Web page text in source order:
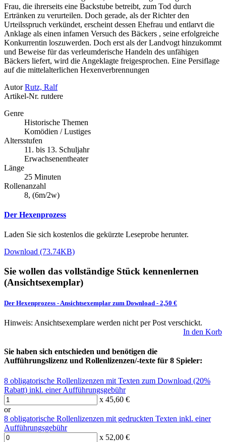
Frau, die ihrerseits eine Backstube betreibt, zum Tod durch
Ertränken zu verurteilen. Doch gerade, als der Richter den
Urteilsspruch verkündet, erscheint dessen Ehefrau und entlarvt die
Anklage als einen infamen Versuch des Bäckers , seine erfolgreiche
Konkurrentin loszuwerden. Doch erst als der Landvogt hinzukommt
und Beweise für das verleumderische Handeln des unfähigen
Bäckers liefert, wird die Angeklagte freigesprochen. Eine Persiflage
auf die mittelalterlichen Hexenverbrennungen
Autor Rutz, Ralf
Artikel-Nr. rutdere
Genre
Historische Themen
Komödien / Lustiges
Altersstufen
11. bis 13. Schuljahr
Erwachsenentheater
Länge
25 Minuten
Rollenanzahl
8, (6m/2w)
Der Hexenprozess
Laden Sie sich kostenlos die gekürzte Leseprobe herunter.
Download (73.74KB)
Sie wollen das vollständige Stück kennenlernen
(Ansichtsexemplar)
Der Hexenprozess - Ansichtsexemplar zum Download - 2,50 €
Hinweis: Ansichtsexemplare werden nicht per Post verschickt.
In den Korb
Sie haben sich entschieden und benötigen die
Aufführungslizenz und Rollenlizenzen/-texte für 8 Spieler:
8 obligatorische Rollenlizenzen mit Texten zum Download (20%
Rabatt) inkl. einer Aufführungsgebühr
x 45,60 €
or
8 obligatorische Rollenlizenzen mit gedruckten Texten inkl. einer
Aufführungsgebühr
x 52,00 €